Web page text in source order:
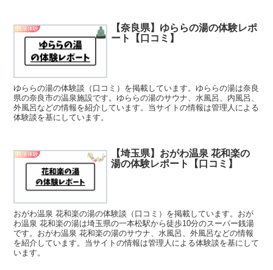
銭湯体験
【奈良県】ゆららの湯の体験レポ
ート【口コミ】
ゆららの湯の体験談（口コミ）を掲載しています。ゆららの湯は奈良
県の奈良市の温泉施設です。ゆららの湯のサウナ、水風呂、内風呂、
外風呂などの情報を紹介しています。当サイトの情報は管理人による
体験談を基にしています。
銭湯体験
【埼玉県】おがわ温泉 花和楽の
湯の体験レポート【口コミ】
おがわ温泉 花和楽の湯の体験談（口コミ）を掲載しています。おが
わ温泉 花和楽の湯は埼玉県の一本松駅から徒歩10分のスーパー銭湯
です。おがわ温泉 花和楽の湯のサウナ、水風呂、外風呂などの情報
を紹介しています。当サイトの情報は管理人による体験談を基にして
います。